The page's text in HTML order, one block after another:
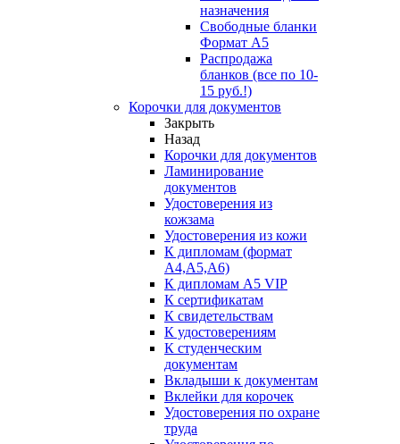
назначения
Свободные бланки
Формат А5
Распродажа
бланков (все по 10-
15 руб.!)
Корочки для документов
Закрыть
Назад
Корочки для документов
Ламинирование
документов
Удостоверения из
кожзама
Удостоверения из кожи
К дипломам (формат
А4,А5,А6)
К дипломам А5 VIP
К сертификатам
К свидетельствам
К удостоверениям
К студенческим
документам
Вкладыши к документам
Вклейки для корочек
Удостоверения по охране
труда